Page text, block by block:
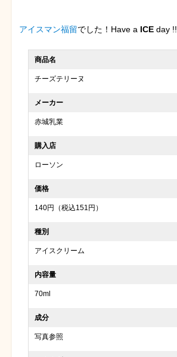
アイスマン福留でした！Have a ICE day !!
商品名
チーズテリーヌ
メーカー
赤城乳業
購入店
ローソン
価格
140円（税込151円）
種別
アイスクリーム
内容量
70ml
成分
写真参照